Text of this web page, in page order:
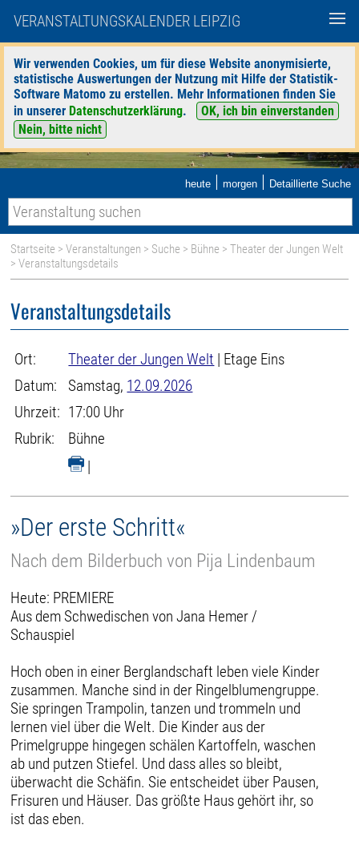
VERANSTALTUNGSKALENDER LEIPZIG
Wir verwenden Cookies, um für diese Website anonymisierte,
statistische Auswertungen der Nutzung mit Hilfe der Statistik-
Software Matomo zu erstellen. Mehr Informationen finden Sie
in unserer Datenschutzerklärung.
OK, ich bin einverstanden
Nein, bitte nicht
heute | morgen | Detaillierte Suche
Startseite >Veranstaltungen > Suche > Bühne >Theater der Jungen Welt
> Veranstaltungsdetails
Veranstaltungsdetails
Ort: Theater der Jungen Welt | Etage Eins
Datum:
Samstag, 12.09.2026
Uhrzeit: 17:00 Uhr
Rubrik:
Bühne
|
»Der erste Schritt«
Nach dem Bilderbuch von Pija Lindenbaum
Heute: PREMIERE
Aus dem Schwedischen von Jana Hemer /
Schauspiel
Hoch oben in einer Berglandschaft leben viele Kinder
zusammen. Manche sind in der Ringelblumengruppe.
Sie springen Trampolin, tanzen und trommeln und
lernen viel über die Welt. Die Kinder aus der
Primelgruppe hingegen schälen Kartoffeln, waschen
ab und putzen Stiefel. Und dass alles so bleibt,
überwacht die Schäfin. Sie entscheidet über Pausen,
Frisuren und Häuser. Das größte Haus gehört ihr, so
ist das eben.